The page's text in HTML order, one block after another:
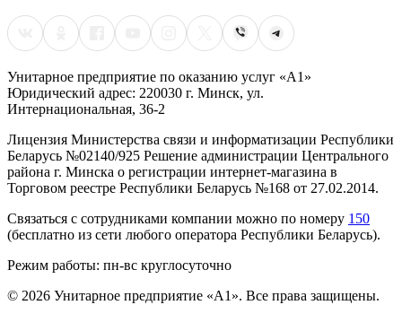
Унитарное предприятие по оказанию услуг «А1»
Юридический адрес: 220030 г. Минск, ул.
Интернациональная, 36-2
Лицензия Министерства связи и информатизации Республики
Беларусь №02140/925 Решение администрации Центрального
района г. Минска о регистрации интернет-магазина в
Торговом реестре Республики Беларусь №168 от 27.02.2014.
Связаться с сотрудниками компании можно по номеру 150
(бесплатно из сети любого оператора Республики Беларусь).
Режим работы: пн-вс круглосуточно
© 2026 Унитарное предприятие «А1». Все права защищены.